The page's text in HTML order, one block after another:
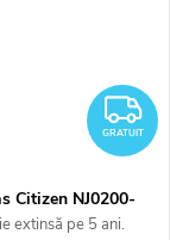
GRATUIT
Citizen NJ0200-
extinsă pe 5 ani.